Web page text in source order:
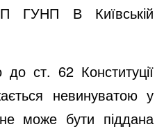
ГУНП В Київській
до ст. 62 Конституції
невинуватою у
може бути піддана